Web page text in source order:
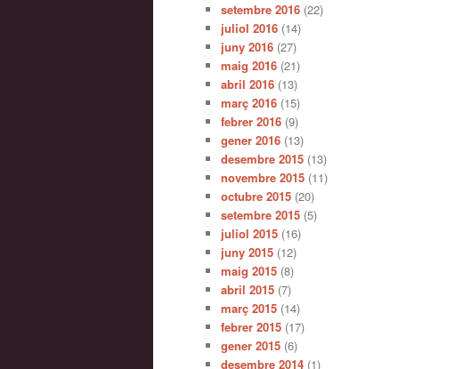
setembre 2016 (22)
juliol 2016 (14)
juny 2016 (27)
maig 2016 (21)
abril 2016 (13)
març 2016 (15)
febrer 2016 (9)
gener 2016 (13)
desembre 2015 (13)
novembre 2015 (11)
octubre 2015 (20)
setembre 2015 (5)
juliol 2015 (16)
juny 2015 (12)
maig 2015 (8)
abril 2015 (7)
març 2015 (14)
febrer 2015 (17)
gener 2015 (6)
desembre 2014 (1)